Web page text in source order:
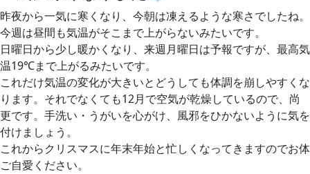
昨夜から一気に寒くなり、今朝は凍えるような寒さでしたね。
今週は昼間も気温がそこまで上がらないみたいです。
日曜日から少し暖かくなり、来週月曜日は予報ですが、最高気
温19℃まで上がるみたいです。
これだけ気温の変化が大きいとどうしても体調を崩しやすくな
ります。それでなくても12月で空気が乾燥しているので、尚
更です。手洗い・うがいを心がけ、風邪をひかないように気を
付けましょう。
これからクリスマスに年末年始と忙しくなってきますのでお体
ご自愛ください。